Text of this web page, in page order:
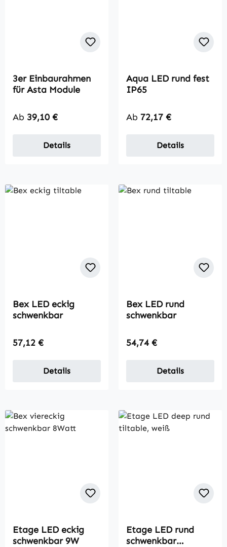
3er Einbaurahmen
für Asta Module
Regulärer Preis:
Ab 39,10 €
Details
Aqua LED rund fest
IP65
Regulärer Preis:
Ab 72,17 €
Details
Bex LED eckig
schwenkbar
Regulärer Preis:
57,12 €
Details
Bex LED rund
schwenkbar
Regulärer Preis:
54,74 €
Details
Etage LED eckig
schwenkbar 9W
Etage LED rund
schwenkbar